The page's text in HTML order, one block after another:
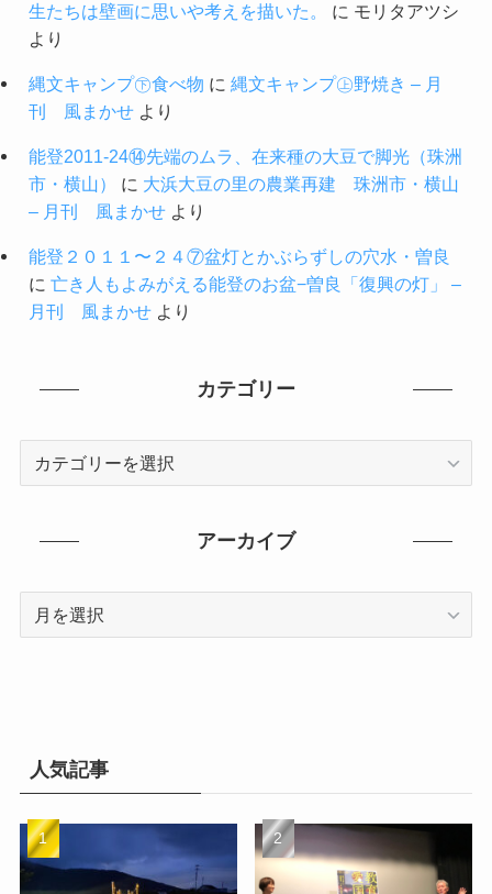
生たちは壁画に思いや考えを描いた。
に モリタアツシ
より
縄文キャンプ㊦食べ物 に 縄文キャンプ㊤野焼き – 月
刊 風まかせより
能登2011-24⑭先端のムラ、在来種の大豆で脚光（珠洲
市・横山）
に 大浜大豆の里の農業再建 珠洲市・横山
– 月刊 風まかせより
能登２０１１〜２４⑦盆灯とかぶらずしの穴水・曽良
に 亡き人もよみがえる能登のお盆−曽良「復興の灯」 –
月刊 風まかせより
カテゴリー
アーカイブ
人気記事